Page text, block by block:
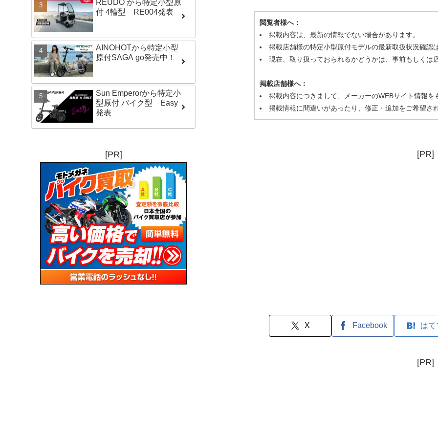
閲覧者様へ：
掲載内容は、最新の情報でない場合があります。
掲載店舗様の特定小型原付モデルの最新取扱状況確認
現在、取り扱っておられるかどうかは、事前もしくは
掲載店舗様へ：
掲載内容につきまして、メーカーのWEBサイト情報を
掲載情報に間違いがあったり、修正・追加をご希望さ
[PR]
X Facebook はて
[PR]
REUDO から特定小型原
付 4輪型 RE004発表
AINOHOTから特定小型
原付SAGA go発売中！
Sun Emperorから特定小
型原付 バイク型 Easy
発表
[PR]